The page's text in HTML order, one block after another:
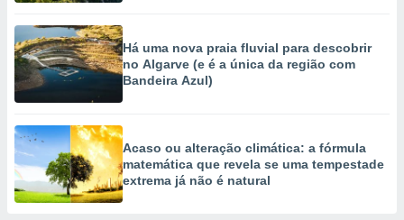
Há uma nova praia fluvial para descobrir
no Algarve (e é a única da região com
Bandeira Azul)
Acaso ou alteração climática: a fórmula
matemática que revela se uma tempestade
extrema já não é natural